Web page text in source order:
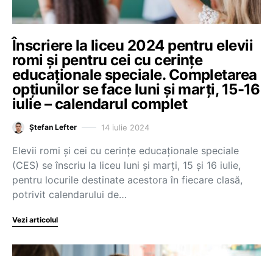
Înscriere la liceu 2024 pentru elevii
romi și pentru cei cu cerințe
educaționale speciale. Completarea
opțiunilor se face luni și marți, 15-16
iulie – calendarul complet
Ștefan Lefter 14 iulie 2024
Elevii romi și cei cu cerințe educaționale speciale
(CES) se înscriu la liceu luni și marți, 15 și 16 iulie,
pentru locurile destinate acestora în fiecare clasă,
potrivit calendarului de…
Vezi articolul